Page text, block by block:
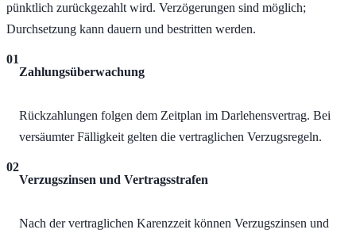
pünktlich zurückgezahlt wird. Verzögerungen sind möglich;
Durchsetzung kann dauern und bestritten werden.
01
Zahlungsüberwachung
Rückzahlungen folgen dem Zeitplan im Darlehensvertrag. Bei
versäumter Fälligkeit gelten die vertraglichen Verzugsregeln.
02
Verzugszinsen und Vertragsstrafen
Nach der vertraglichen Karenzzeit können Verzugszinsen und